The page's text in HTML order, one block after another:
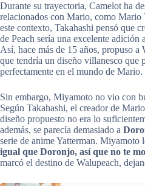
Durante su trayectoria, Camelot ha
relacionados con Mario, como
este contexto, Takahashi pensó que
de Peach sería una excelente adición
Así, hace más de 15 años, propuso a
que tendría un diseño villanesco que
perfectamente en el mundo de Mario.
Sin embargo, Miyamoto no vio con
Según Takahashi, el creador de
diseño propuesto no era lo
además, se parecía demasiado a
serie de anime Yatterman. Miyamoto
igual que Doronjo, así que no te
marcó el destino de Walupeach,